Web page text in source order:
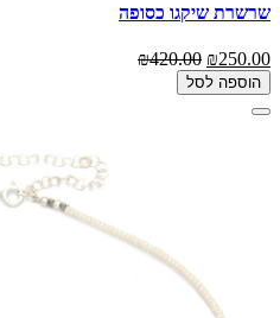
שרשרת שיקגו כסופה
₪250.00
₪420.00
הוספה לסל